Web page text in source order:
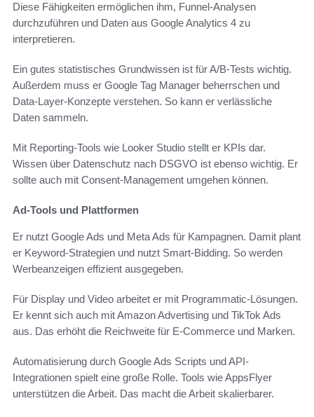
Diese Fähigkeiten ermöglichen ihm, Funnel-Analysen
durchzuführen und Daten aus Google Analytics 4 zu
interpretieren.
Ein gutes statistisches Grundwissen ist für A/B-Tests wichtig.
Außerdem muss er Google Tag Manager beherrschen und
Data-Layer-Konzepte verstehen. So kann er verlässliche
Daten sammeln.
Mit Reporting-Tools wie Looker Studio stellt er KPIs dar.
Wissen über Datenschutz nach DSGVO ist ebenso wichtig. Er
sollte auch mit Consent-Management umgehen können.
Ad-Tools und Plattformen
Er nutzt Google Ads und Meta Ads für Kampagnen. Damit plant
er Keyword-Strategien und nutzt Smart-Bidding. So werden
Werbeanzeigen effizient ausgegeben.
Für Display und Video arbeitet er mit Programmatic-Lösungen.
Er kennt sich auch mit Amazon Advertising und TikTok Ads
aus. Das erhöht die Reichweite für E-Commerce und Marken.
Automatisierung durch Google Ads Scripts und API-
Integrationen spielt eine große Rolle. Tools wie AppsFlyer
unterstützen die Arbeit. Das macht die Arbeit skalierbarer.